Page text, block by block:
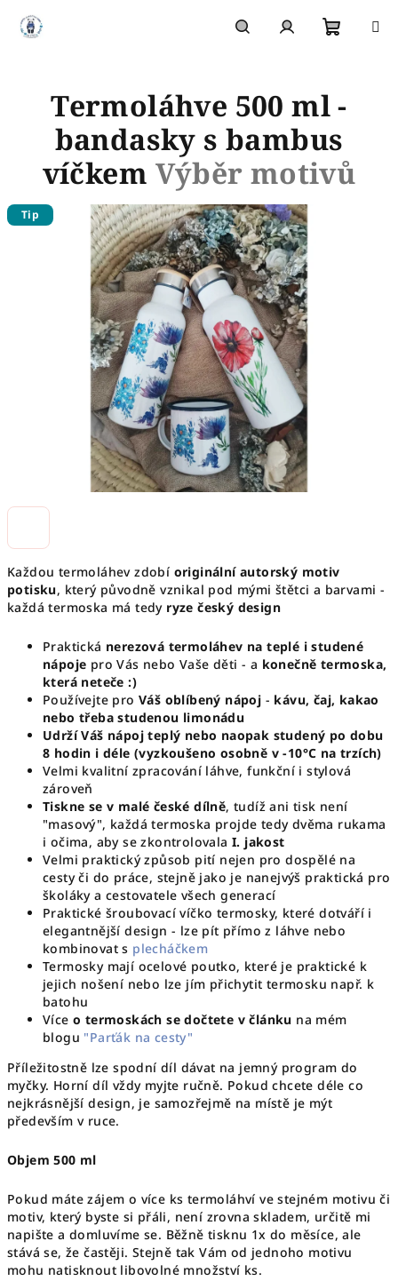
obsah
košík
Každou termoláhev zdobí originální autorský motiv
potisku, který původně vznikal pod mými štětci a barvami -
každá termoska má tedy ryze český design
Praktická nerezová termoláhev na teplé i studené
nápoje pro Vás nebo Vaše děti - a konečně termoska,
která neteče :)
Používejte pro Váš oblíbený nápoj - kávu, čaj, kakao
nebo třeba studenou limonádu
Udrží Váš nápoj teplý nebo naopak studený po dobu
8 hodin i déle (vyzkoušeno osobně v -10°C na trzích)
Velmi kvalitní zpracování láhve, funkční i stylová
zároveň
Tiskne se v malé české dílně, tudíž ani tisk není
"masový", každá termoska projde tedy dvěma rukama
i očima, aby se zkontrolovala I. jakost
Velmi praktický způsob pití nejen pro dospělé na
cesty či do práce, stejně jako je nanejvýš praktická pro
školáky a cestovatele všech generací
Praktické šroubovací víčko termosky, které dotváří i
elegantnější design - lze pít přímo z láhve nebo
kombinovat s plecháčkem
Termosky mají ocelové poutko, které je praktické k
jejich nošení nebo lze jím přichytit termosku např. k
batohu
Více o termoskách se dočtete v článku na mém
blogu "Parťák na cesty"
Příležitostně lze spodní díl dávat na jemný program do
myčky. Horní díl vždy myjte ručně. Pokud chcete déle co
nejkrásnější design, je samozřejmě na místě je mýt
především v ruce.
Objem 500 ml
Pokud máte zájem o více ks termoláhví ve stejném motivu či
motiv, který byste si přáli, není zrovna skladem, určitě mi
napište a domluvíme se. Běžně tisknu 1x do měsíce, ale
stává se, že častěji. Stejně tak Vám od jednoho motivu
mohu natisknout libovolné množství ks.
Termoláhve 500 ml -
bandasky s bambus
víčkem Výběr motivů
Tip